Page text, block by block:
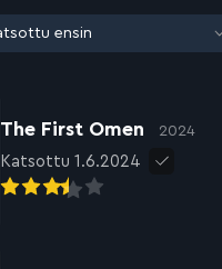
The First Omen 2024
Katsottu 1.6.2024